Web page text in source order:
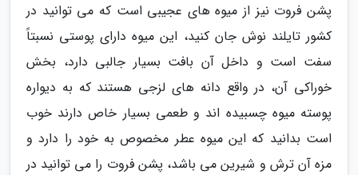
پشن فروت نیز از میوه های عجیبی است که می توانید در
کشور تایلند نوش جان کنید، این میوه دارای پوستی نسبتاً
سفت است و داخل آن بافت بسیار جالبی دارد، بخش
خوراکی آن، در واقع دانه های لزجی هستند که به دیواره
پوسته میوه چسبیده اند و طعمی بسیار خاص دارند خوب
است بدانید که این میوه عطر مخصوص به خود را دارد و
مزه آن ترش و شیرین می باشد، پشن فروت را می توانید در